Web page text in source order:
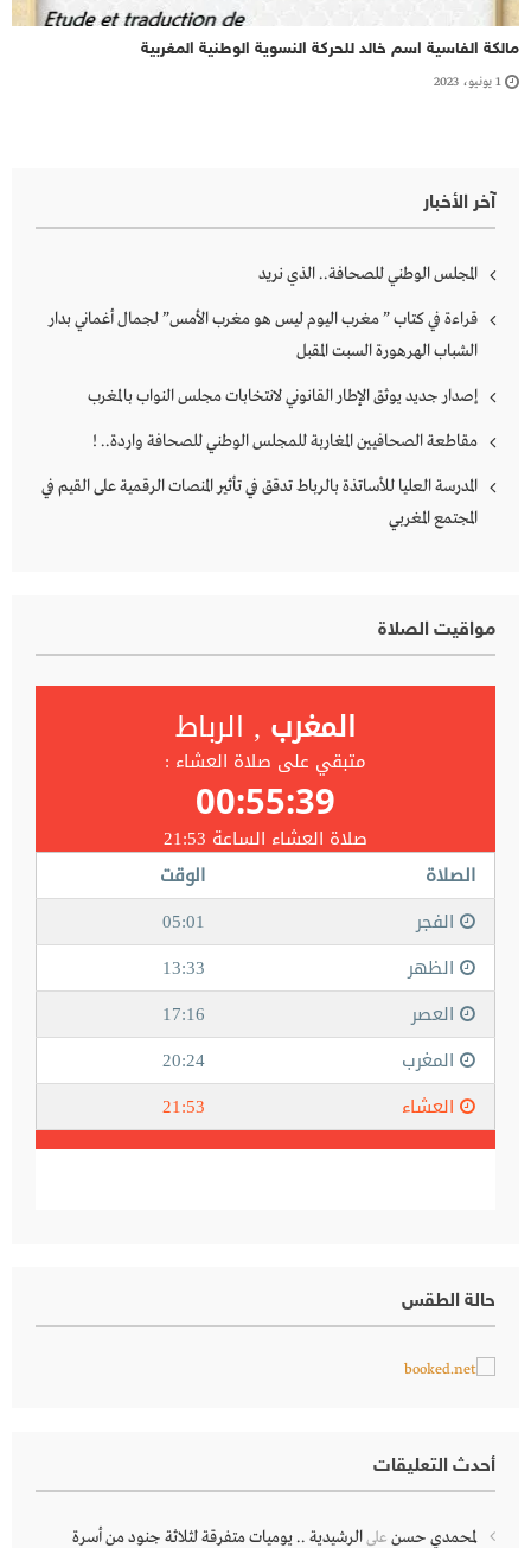
مالكة الفاسية اسم خالد للحركة النسوية الوطنية المغربية
1 يونيو، 2023
آخر الأخبار
المجلس الوطني للصحافة.. الذي نريد
قراءة في كتاب ” مغرب اليوم ليس هو مغرب الأمس” لجمال أغماني بدار
الشباب الهرهورة السبت المقبل
إصدار جديد يوثق الإطار القانوني لانتخابات مجلس النواب بالمغرب
مقاطعة الصحافيين المغاربة للمجلس الوطني للصحافة واردة.. !
المدرسة العليا للأساتذة بالرباط تدقق في تأثير المنصات الرقمية على القيم في
المجتمع المغربي
مواقيت الصلاة
حالة الطقس
أحدث التعليقات
لمحمدي حسن علىالرشيدية .. يوميات متفرقة لثلاثة جنود من أسرة